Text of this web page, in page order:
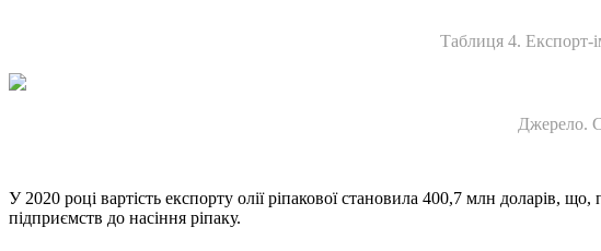
Таблиця 4. Експорт-
Джерело.
У 2020 році вартість експорту олії ріпакової становила 400,7 млн доларів,
підприємств до насіння ріпаку.